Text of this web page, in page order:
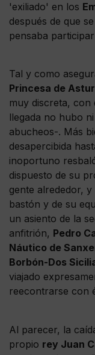
'exiliado' en los
después de que
pensaba
Tal y como
Princesa de
muy discreta, con
llegada no hubo
abucheos-. Más
desapercibida
inoportuno
dispuesto de su
gente alrededor,
bastón y de su
un asiento de la
anfitrión, Pedro
Náutico de
Borbón-Dos
viajado
reecontrarse con
Al parecer, la
propio rey Juan